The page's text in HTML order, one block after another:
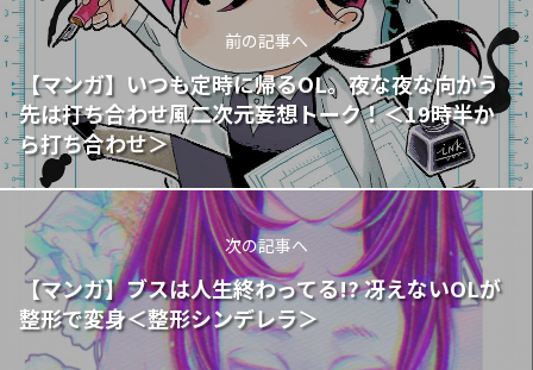
前の記事へ
【マンガ】いつも定時に帰るOL。夜な夜な向かう
先は――打ち合わせ風二次元妄想トーク！＜19時半か
ら打ち合わせ＞
次の記事へ
【マンガ】ブスは人生終わってる!? 冴えないOLが
整形で変身＜整形シンデレラ＞